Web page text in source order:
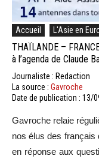
Accueil L'Asie en
THAÏLANDE –
à l’agenda de Claude
Journaliste : Redaction
La source : Gavroche
Date de publication : 13/
Gavroche relaie
nos élus des français
en réponse aux